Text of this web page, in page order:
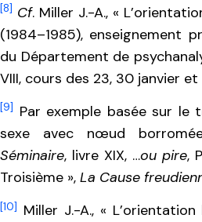
[8] Cf. Miller J.-A., «
(1984–1985), enseignement
du Département de
VIII, cours des 23, 30 janvier
[9]
Par exemple basée sur le
sexe avec nœud
Séminaire, livre XIX, …ou pire,
Troisième », La Cause
[10]
Miller J.-A., «